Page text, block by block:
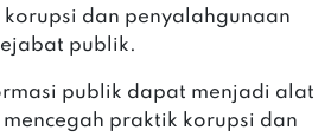
dan penyalahgunaan
publik.
publik dapat menjadi alat
praktik korupsi dan